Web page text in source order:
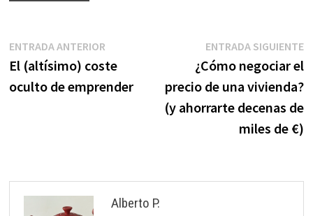
Navegación
de
ENTRADA ANTERIOREntrada
anterior:
El (altísimo) coste
oculto de emprender
ENTRADA SIGUIENTE
¿Cómo negociar el
precio de una vivienda?
(y ahorrarte decenas de
miles de €)
Alberto P.